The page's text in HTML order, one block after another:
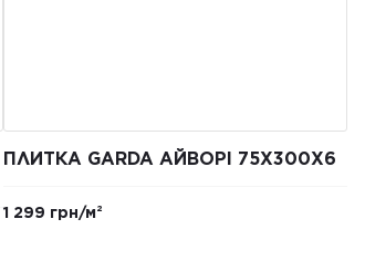
ПЛИТКА GARDA АЙВОРІ 75X300X6
1 299 грн/м²